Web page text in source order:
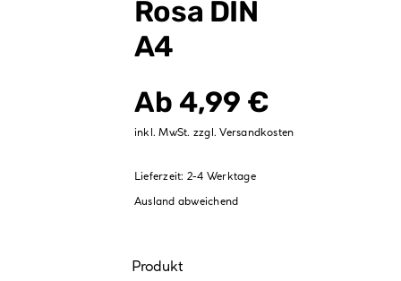
Rosa DIN
A4
Ab 4,99 €
inkl. MwSt. zzgl.Versandkosten
Lieferzeit: 2-4 Werktage
Ausland abweichend
Produkt